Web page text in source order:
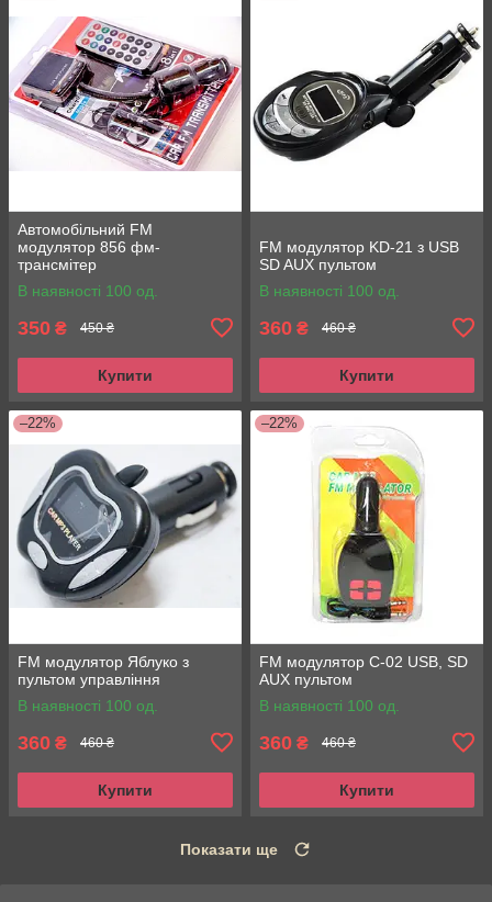
Автомобільний FM
модулятор 856 фм-
трансмітер
В наявності 100 од.
350 ₴ 450 ₴
Купити
FM модулятор KD-21 з USB
SD AUX пультом
В наявності 100 од.
360 ₴ 460 ₴
Купити
–22%
FM модулятор Яблуко з
пультом управління
В наявності 100 од.
360 ₴ 460 ₴
Купити
–22%
FM модулятор C-02 USB, SD
AUX пультом
В наявності 100 од.
360 ₴ 460 ₴
Купити
Показати ще